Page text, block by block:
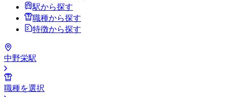
駅から探す
職種から探す
特徴から探す
中野栄駅
職種を選択